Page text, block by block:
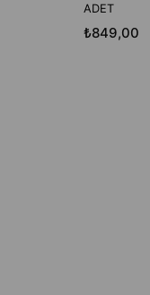
ADET
₺849,00